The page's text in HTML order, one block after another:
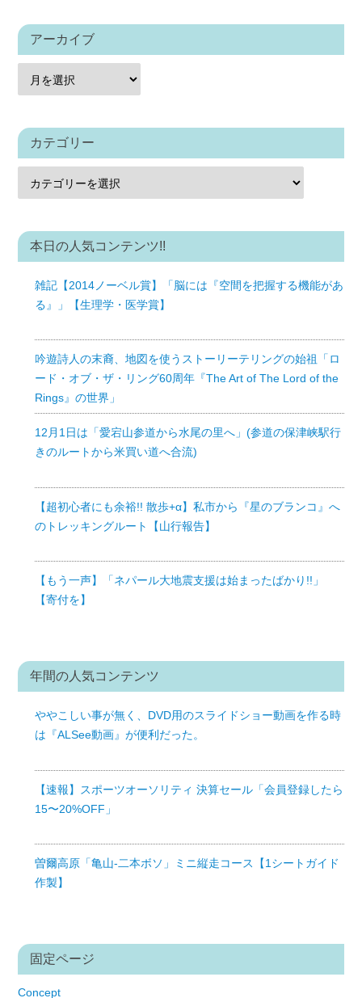
アーカイブ
カテゴリー
本日の人気コンテンツ!!
雑記【2014ノーベル賞】「脳には『空間を把握する機能があ
る』」【生理学・医学賞】
吟遊詩人の末裔、地図を使うストーリーテリングの始祖「ロ
ード・オブ・ザ・リング60周年『The Art of The Lord of the
Rings』の世界」
12月1日は「愛宕山参道から水尾の里へ」(参道の保津峡駅行
きのルートから米買い道へ合流)
【超初心者にも余裕!! 散歩+α】私市から『星のブランコ』へ
のトレッキングルート【山行報告】
【もう一声】「ネパール大地震支援は始まったばかり!!」
【寄付を】
年間の人気コンテンツ
ややこしい事が無く、DVD用のスライドショー動画を作る時
は『ALSee動画』が便利だった。
【速報】スポーツオーソリティ 決算セール「会員登録したら
15〜20%OFF」
曽爾高原「亀山-二本ボソ」ミニ縦走コース【1シートガイド
作製】
固定ページ
Concept